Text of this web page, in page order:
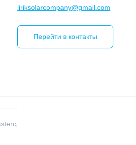
liriksolarcompany@gmail.com
Перейти в контакты